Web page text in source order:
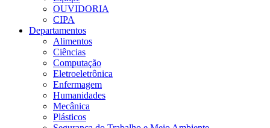
OUVIDORIA
CIPA
Departamentos
Alimentos
Ciências
Computação
Eletroeletrônica
Enfermagem
Humanidades
Mecânica
Plásticos